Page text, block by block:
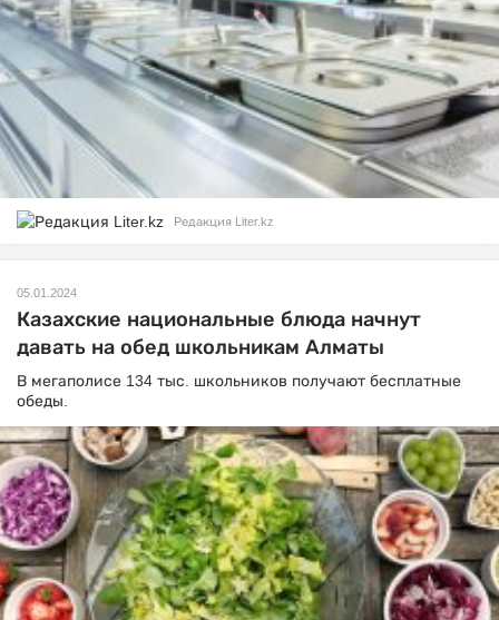
Редакция Liter.kz
05.01.2024
Казахские национальные блюда начнут
давать на обед школьникам Алматы
В мегаполисе 134 тыс. школьников получают бесплатные
обеды.